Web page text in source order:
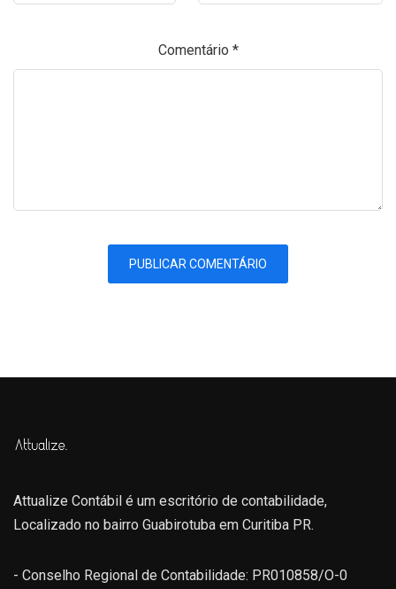
Comentário *
Attualize Contábil é um escritório de contabilidade,
Localizado no bairro Guabirotuba em Curitiba PR.
- Conselho Regional de Contabilidade: PR010858/O-0